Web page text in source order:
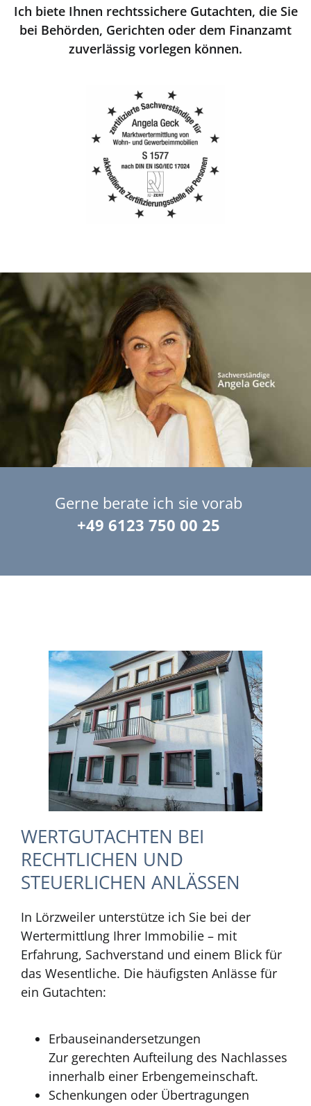
Ich biete Ihnen rechtssichere Gutachten, die Sie
bei Behörden, Gerichten oder dem Finanzamt
zuverlässig vorlegen können.
Gerne berate ich sie vorab
+49 6123 750 00 25
WERTGUTACHTEN BEI
RECHTLICHEN UND
STEUERLICHEN ANLÄSSEN
In Lörzweiler unterstütze ich Sie bei der
Wertermittlung Ihrer Immobilie – mit
Erfahrung, Sachverstand und einem Blick für
das Wesentliche. Die häufigsten Anlässe für
ein Gutachten:
Erbauseinandersetzungen
Zur gerechten Aufteilung des Nachlasses
innerhalb einer Erbengemeinschaft.
Schenkungen oder Übertragungen